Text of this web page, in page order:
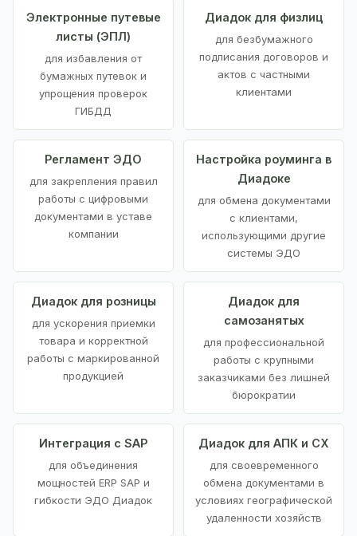
Электронные путевые
листы (ЭПЛ)
для избавления от
бумажных путевок и
упрощения проверок
ГИБДД
Диадок для физлиц
для безбумажного
подписания договоров и
актов с частными
клиентами
Регламент ЭДО
для закрепления правил
работы с цифровыми
документами в уставе
компании
Настройка роуминга в
Диадоке
для обмена документами
с клиентами,
использующими другие
системы ЭДО
Диадок для розницы
для ускорения приемки
товара и корректной
работы с маркированной
продукцией
Диадок для
самозанятых
для профессиональной
работы с крупными
заказчиками без лишней
бюрократии
Интеграция с SAP
для объединения
мощностей ERP SAP и
гибкости ЭДО Диадок
Диадок для АПК и СХ
для своевременного
обмена документами в
условиях географической
удаленности хозяйств